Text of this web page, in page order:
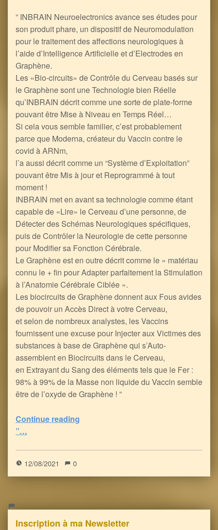
” INBRAIN Neuroelectronics avance ses études pour
son produit phare, un dispositif de Neuromodulation
pour le traitement des affections neurologiques à
l’aide d’Intelligence Artificielle et d’Electrodes en
Graphène.
Les «Bio-circuits» de Contrôle du Cerveau basés sur
le Graphène sont une Technologie bien Réelle
qu’INBRAIN décrit comme une sorte de plate-forme
pouvant être Mise à Niveau en Temps Réel…
Si cela vous semble familier, c’est probablement
parce que Moderna, créateur du Vaccin contre le
covid à ARNm,
l’a aussi décrit comme un “Système d’Exploitation”
pouvant être Mis à jour et Reprogrammé à tout
moment !
INBRAIN met en avant sa technologie comme étant
capable de «Lire» le Cerveau d’une personne, de
Détecter des Schémas Neurologiques spécifiques,
puis de Contrôler la Neurologie de cette personne
pour Modifier sa Fonction Cérébrale.
Le Graphène est en outre décrit comme le « matériau
connu le + fin pour Adapter parfaitement la Stimulation
à l’Anatomie Cérébrale Ciblée ».
Les biocircuits de Graphène donnent aux Fous avides
de pouvoir un Accès Direct à votre Cerveau,
et selon de nombreux analystes, les Vaccins
fournissent une excuse pour Injecter aux Victimes des
substances à base de Graphène qui s’Auto-
assemblent en Biocircuits dans le Cerveau,
en Extrayant du Sang des éléments tels que le Fer :
98% à 99% de la Masse non liquide du Vaccin semble
être de l’oxyde de Graphène ! ”
Continue reading
”…
12/08/2021 0
Inscription à ma Newsletter